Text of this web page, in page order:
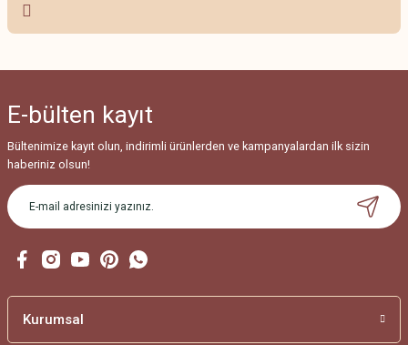
Ürün fiyatı diğer sitelerden daha pahalı.
Bu ürüne benzer farklı alternatifler olmalı.
E-bülten kayıt
Bültenimize kayıt olun, indirimli ürünlerden ve kampanyalardan ilk sizin
haberiniz olsun!
Kurumsal